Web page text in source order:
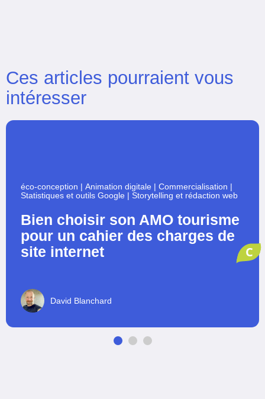
Ces articles pourraient vous
intéresser
éco-conception | Animation digitale | Commercialisation |
Statistiques et outils Google | Storytelling et rédaction web
Bien choisir son AMO tourisme
pour un cahier des charges de
site internet
David Blanchard
C